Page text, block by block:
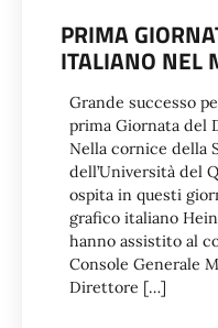
PRIMA
ITALIANO NEL
Grande successo
prima Giornata del
Nella cornice della
dell’Università del
ospita in questi
grafico italiano
hanno assistito al
Console Generale
Direttore […]